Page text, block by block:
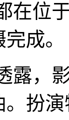
在位
成。
露，
扮